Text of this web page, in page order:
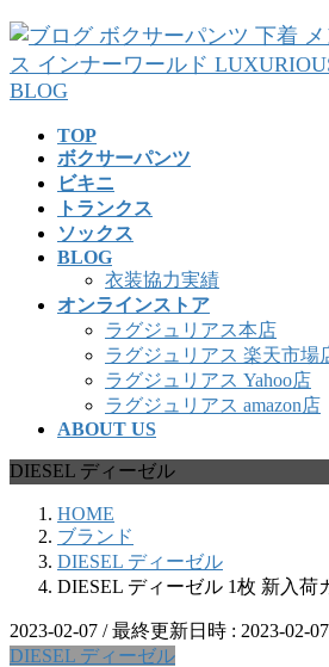
コ
ン
テ
ン
ナ
ビ
ゲ
ー
TOP
ボクサーパンツ
ビキニ
トランクス
ソックス
BLOG
衣装協力実績
オンラインストア
ラグジュリアス本店
ラグジュリアス 楽天市場
ラグジュリアス Yahoo店
ラグジュリアス amazon店
ABOUT US
DIESEL ディーゼル
HOME
ブランド
DIESEL ディーゼル
DIESEL ディーゼル 1枚 新入荷
2023-02-07 / 最終更新日時 : 2023-02-07
DIESEL ディーゼル